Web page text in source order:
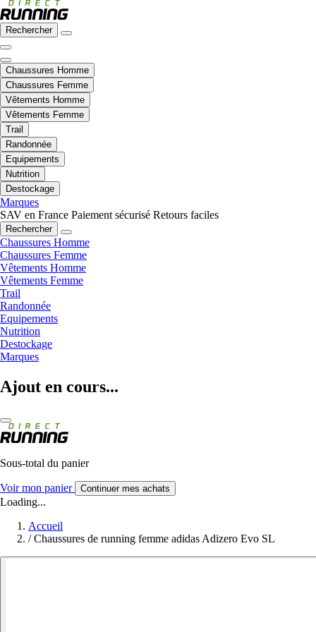
Rechercher
Chaussures Homme
Chaussures Femme
Vêtements Homme
Vêtements Femme
Trail
Randonnée
Equipements
Nutrition
Destockage
Marques
SAV en France Paiement sécurisé Retours faciles
Rechercher
Chaussures Homme
Chaussures Femme
Vêtements Homme
Vêtements Femme
Trail
Randonnée
Equipements
Nutrition
Destockage
Marques
Ajout en cours...
Sous-total du panier
Voir mon panier Continuer mes achats
Loading...
Accueil
/ Chaussures de running femme adidas Adizero Evo SL